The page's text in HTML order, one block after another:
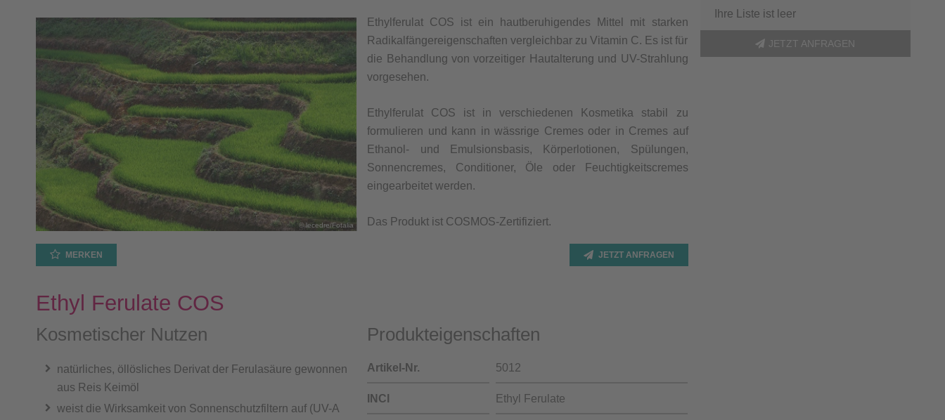
© lecedre/Fotalia
Ethylferulat COS ist ein hautberuhigendes Mittel mit starken
Radikalfängereigenschaften vergleichbar zu Vitamin C. Es ist für
die Behandlung von vorzeitiger Hautalterung und UV-Strahlung
vorgesehen.
Ethylferulat COS ist in verschiedenen Kosmetika stabil zu
formulieren und kann in wässrige Cremes oder in Cremes auf
Ethanol- und Emulsionsbasis, Körperlotionen, Spülungen,
Sonnencremes, Conditioner, Öle oder Feuchtigkeitscremes
eingearbeitet werden.
Das Produkt ist COSMOS-Zertifiziert.
MERKEN JETZT ANFRAGEN
Ethyl Ferulate COS
Kosmetischer Nutzen
natürliches, öllösliches Derivat der Ferulasäure gewonnen
aus Reis Keimöl
weist die Wirksamkeit von Sonnenschutzfiltern auf (UV-A
Produkteigenschaften
Artikel-Nr. 5012
INCI Ethyl Ferulate
Ihre Liste ist leer
JETZT ANFRAGEN